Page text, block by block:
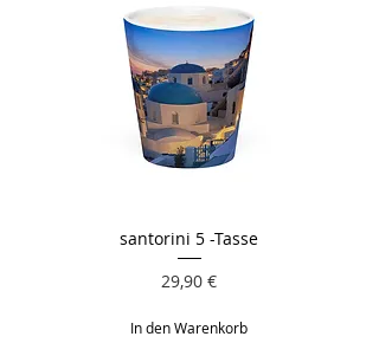
santorini 5 -Tasse
Preis
29,90 €
In den Warenkorb